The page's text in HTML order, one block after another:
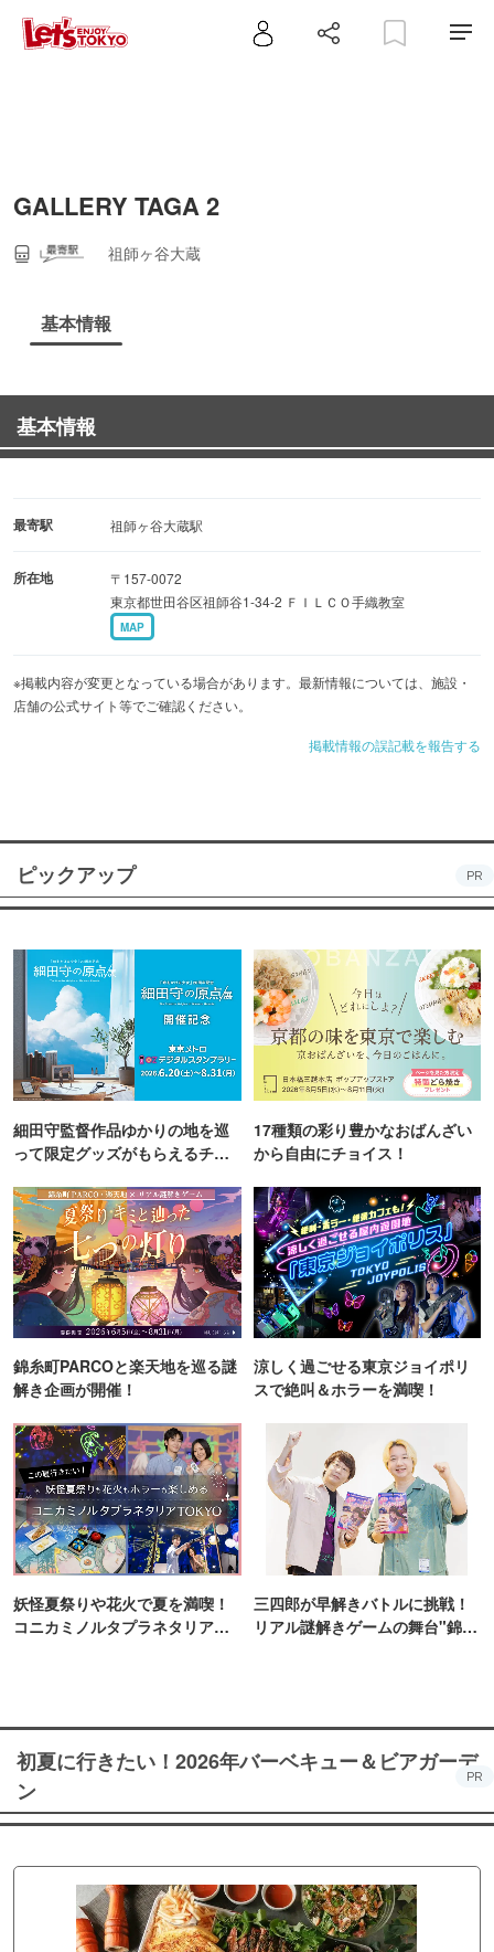
GALLERY TAGA 2
祖師ヶ谷大蔵
基本情報
基本情報
最寄駅 祖師ヶ谷大蔵駅
所在地
〒157-0072
東京都世田谷区祖師谷1-34-2 ＦＩＬＣＯ手織教室
MAP
※掲載内容が変更となっている場合があります。最新情報については、施設・
店舗の公式サイト等でご確認ください。
掲載情報の誤記載を報告する
ピックアップ PR
細田守監督作品ゆかりの地を巡
って限定グッズがもらえるチャ
17種類の彩り豊かなおばんざい
から自由にチョイス！
錦糸町PARCOと楽天地を巡る謎
解き企画が開催！
涼しく過ごせる東京ジョイポリ
スで絶叫＆ホラーを満喫！
妖怪夏祭りや花火で夏を満喫！
コニカミノルタプラネタリア
三四郎が早解きバトルに挑戦！
リアル謎解きゲームの舞台"錦糸
初夏に行きたい！2026年バーベキュー＆ビアガーデ
ン
PR